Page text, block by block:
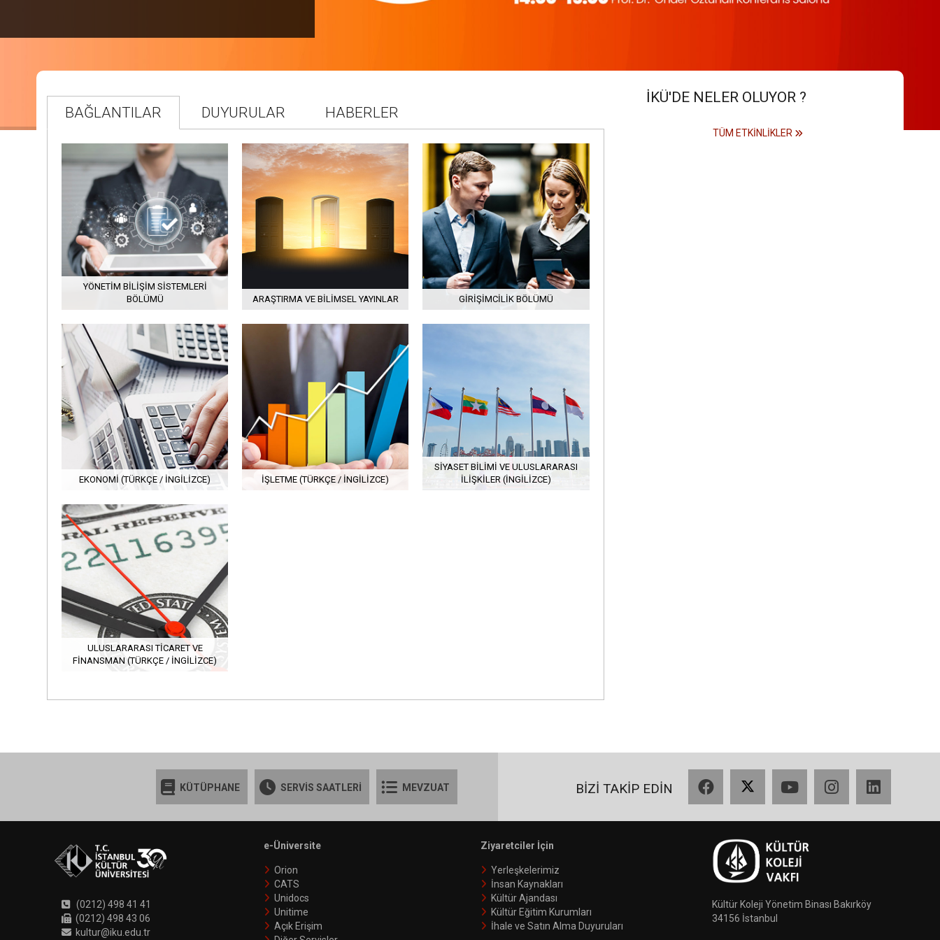
BAĞLANTILAR DUYURULAR HABERLER
YÖNETIM BILIŞIM SISTEMLERI
BÖLÜMÜ
ARAŞTIRMA VE BILIMSEL YAYINLAR GIRIŞIMCILIK BÖLÜMÜ
EKONOMI (TÜRKÇE / İNGILIZCE) İŞLETME (TÜRKÇE / İNGILIZCE)
SIYASET BILIMI VE ULUSLARARASI
İLIŞKILER (İNGILIZCE)
ULUSLARARASI TICARET VE
FINANSMAN (TÜRKÇE / İNGILIZCE)
İKÜ'DE NELER OLUYOR ?
TÜM ETKINLIKLER
KÜTÜPHANE SERVİS SAATLERİ MEVZUAT BİZİ TAKİP EDİN
(0212) 498 41 41
(0212) 498 43 06
kultur@iku.edu.tr
e-Üniversite
Orion
CATS
Unidocs
Unitime
Açık Erişim
Ziyaretciler İçin
Yerleşkelerimiz
İnsan Kaynakları
Kültür Ajandası
Kültür Eğitim Kurumları
İhale ve Satın Alma Duyuruları
Kültür Koleji Yönetim Binası Bakırköy
34156 İstanbul